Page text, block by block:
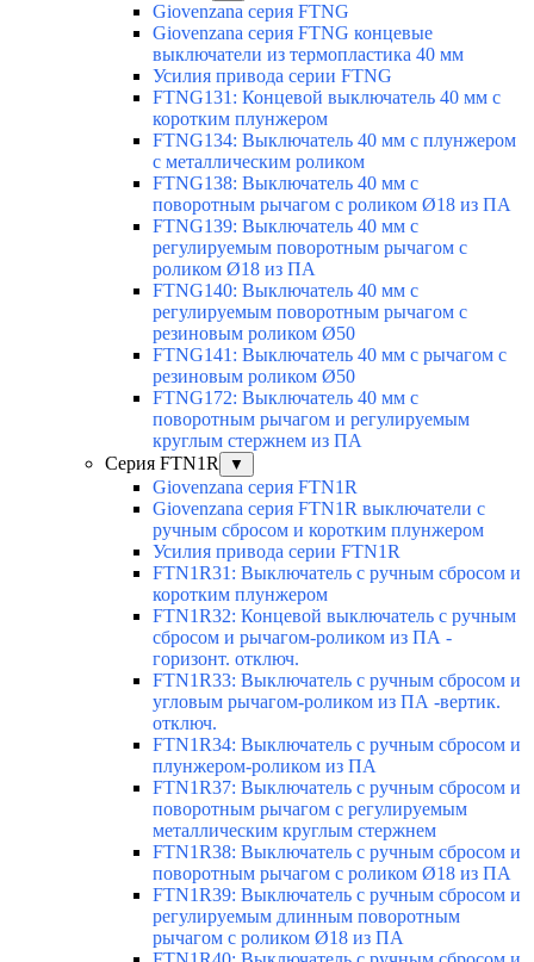
Giovenzana серия FTNG
Giovenzana серия FTNG концевые
выключатели из термопластика 40 мм
Усилия привода серии FTNG
FTNG131: Концевой выключатель 40 мм с
коротким плунжером
FTNG134: Выключатель 40 мм с плунжером
с металлическим роликом
FTNG138: Выключатель 40 мм с
поворотным рычагом с роликом Ø18 из ПА
FTNG139: Выключатель 40 мм с
регулируемым поворотным рычагом с
роликом Ø18 из ПА
FTNG140: Выключатель 40 мм с
регулируемым поворотным рычагом с
резиновым роликом Ø50
FTNG141: Выключатель 40 мм с рычагом с
резиновым роликом Ø50
FTNG172: Выключатель 40 мм с
поворотным рычагом и регулируемым
круглым стержнем из ПА
Серия FTN1R
▼
Giovenzana серия FTN1R
Giovenzana серия FTN1R выключатели с
ручным сбросом и коротким плунжером
Усилия привода серии FTN1R
FTN1R31: Выключатель с ручным сбросом и
коротким плунжером
FTN1R32: Концевой выключатель с ручным
сбросом и рычагом-роликом из ПА -
горизонт. отключ.
FTN1R33: Выключатель с ручным сбросом и
угловым рычагом-роликом из ПА -вертик.
отключ.
FTN1R34: Выключатель с ручным сбросом и
плунжером-роликом из ПА
FTN1R37: Выключатель с ручным сбросом и
поворотным рычагом с регулируемым
металлическим круглым стержнем
FTN1R38: Выключатель с ручным сбросом и
поворотным рычагом с роликом Ø18 из ПА
FTN1R39: Выключатель с ручным сбросом и
регулируемым длинным поворотным
рычагом с роликом Ø18 из ПА